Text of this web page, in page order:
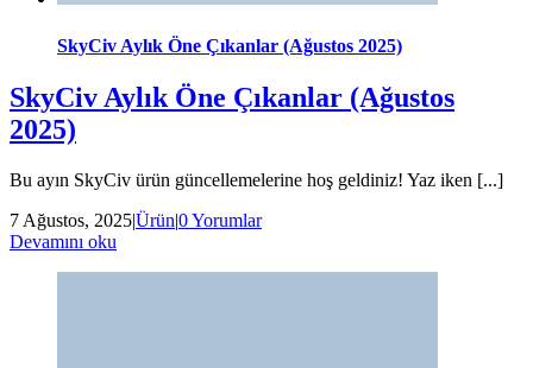
SkyCiv Aylık Öne Çıkanlar (Ağustos 2025)
SkyCiv Aylık Öne Çıkanlar (Ağustos
2025)
Bu ayın SkyCiv ürün güncellemelerine hoş geldiniz! Yaz iken [...]
7 Ağustos, 2025|Ürün|0 Yorumlar
Devamını oku